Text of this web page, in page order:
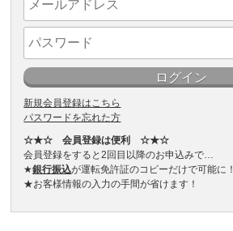
新規会員登録はこちら
パスワードを忘れた方
☆★☆ 会員登録は便利 ☆★☆
会員登録をすると2回目以降のお申込みで…
★銀行振込が運転免許証のコピーだけで可能に！
★お客様情報の入力の手間が省けます！